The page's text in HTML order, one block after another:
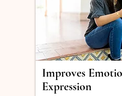
Improves
Expression